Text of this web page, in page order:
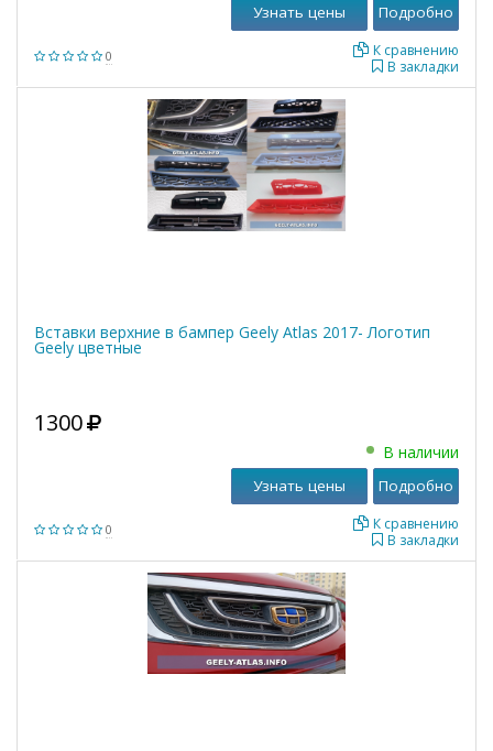
0
В закладки
К сравнению
Узнать цены Подробно
Вставки верхние в бампер Geely Atlas 2017- Логотип
Geely цветные
0
1300
В наличии
В закладки
К сравнению
Узнать цены Подробно